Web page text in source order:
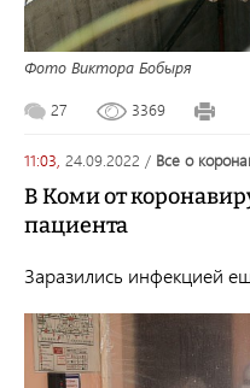
Фото Виктора Бобыря
27 3369
11:03, 24.09.2022 / все о
В Коми от
пациента
Заразились инфекцией